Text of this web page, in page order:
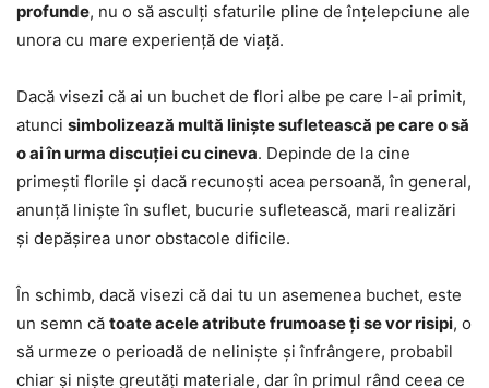
profunde, nu o să asculți sfaturile pline de înțelepciune ale
unora cu mare experiență de viață.
Dacă visezi că ai un buchet de flori albe pe care l-ai primit,
atunci simbolizează multă liniște sufletească pe care o să
o ai în urma discuției cu cineva. Depinde de la cine
primești florile și dacă recunoști acea persoană, în general,
anunță liniște în suflet, bucurie sufletească, mari realizări
și depășirea unor obstacole dificile.
În schimb, dacă visezi că dai tu un asemenea buchet, este
un semn că toate acele atribute frumoase ți se vor risipi, o
să urmeze o perioadă de neliniște și înfrângere, probabil
chiar și niște greutăți materiale, dar în primul rând ceea ce